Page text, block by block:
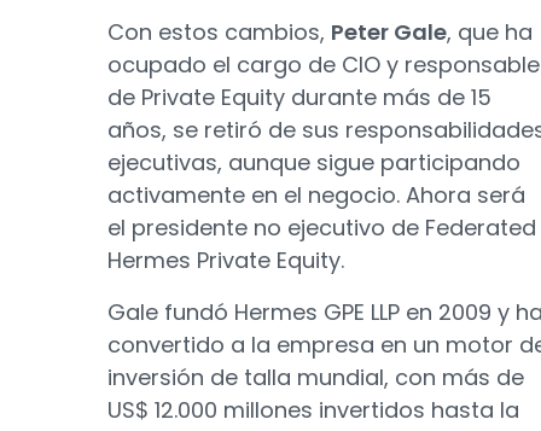
Con estos cambios, Peter Gale, que ha
ocupado el cargo de CIO y responsable
de Private Equity durante más de 15
años, se retiró de sus
ejecutivas, aunque sigue participando
activamente en el negocio. Ahora será
el presidente no ejecutivo de Federated
Hermes Private Equity.
Gale fundó Hermes GPE LLP en 2009 y
convertido a la empresa en un motor
inversión de talla mundial, con más de
US$ 12.000 millones invertidos hasta la